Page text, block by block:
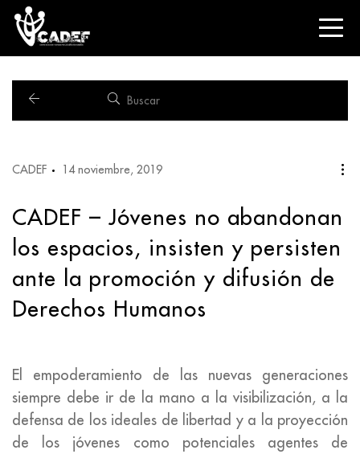
CADEF 14 noviembre, 2019
CADEF – Jóvenes no abandonan
los espacios, insisten y persisten
ante la promoción y difusión de
Derechos Humanos
El empoderamiento de las nuevas generaciones
siempre debe ir de la mano a la visibilización, a la
defensa de los ideales de libertad y a la proyección
de los jóvenes como potenciales agentes de